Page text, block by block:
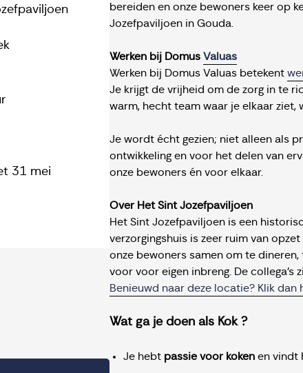
31 mei
bereiden en onze bewoners keer op
Jozefpaviljoen in Gouda.
Werken bij Domus Valuas
Werken bij Domus Valuas betekent
Je krijgt de vrijheid om de zorg in te
warm, hecht team waar je elkaar ziet,
Je wordt écht gezien; niet alleen als
ontwikkeling en voor het delen van
onze bewoners én voor elkaar.
Over Het Sint Jozefpaviljoen
Het Sint Jozefpaviljoen is een
verzorgingshuis is zeer ruim van
onze bewoners samen om te
voor voor eigen inbreng. De collega's
Benieuwd naar deze locatie? Klik dan
Wat ga je doen als Kok ?
Je hebt passie voor kokenen vindt